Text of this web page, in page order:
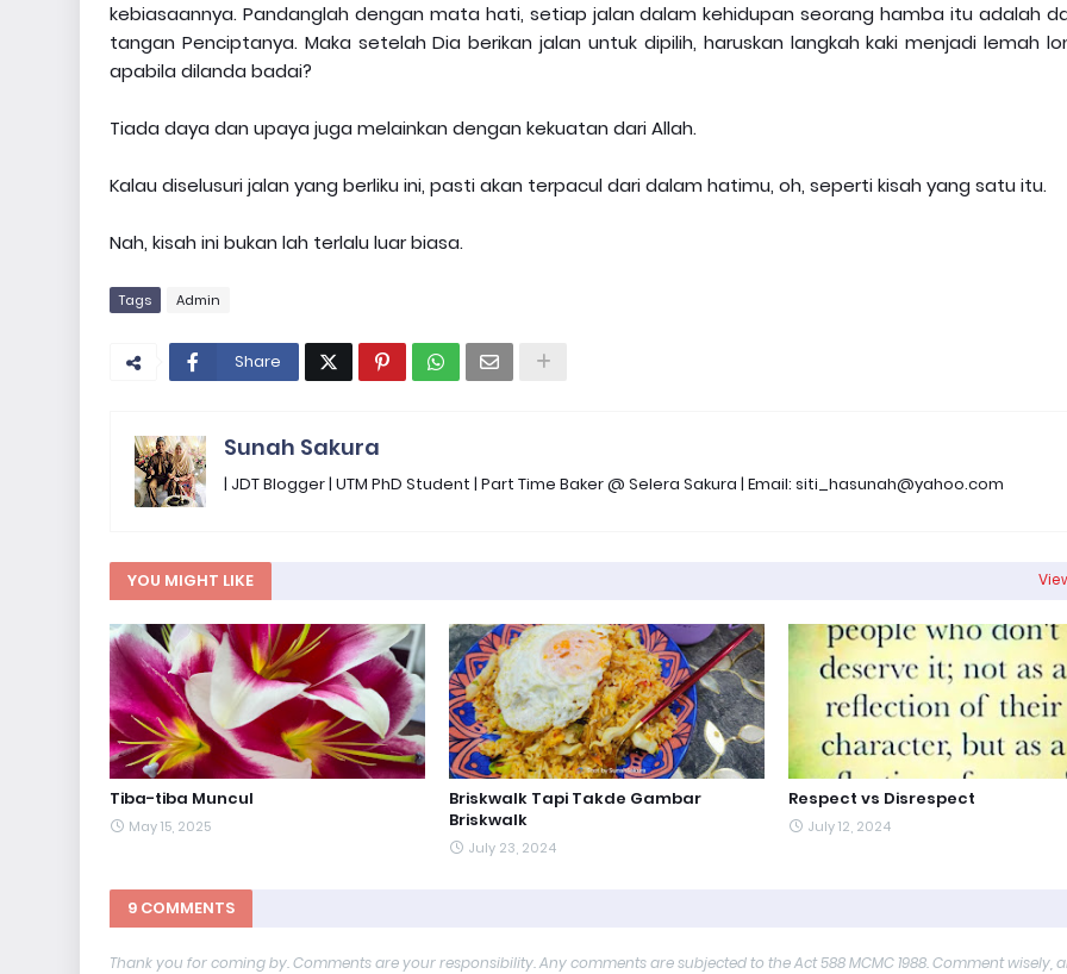
kebiasaannya. Pandanglah dengan mata hati, setiap jalan dalam kehidupan seorang hamba itu adalah
tangan Penciptanya. Maka setelah Dia berikan jalan untuk dipilih, haruskan langkah kaki menjadi lemah
apabila dilanda badai?
Tiada daya dan upaya juga melainkan dengan kekuatan dari Allah.
Kalau diselusuri jalan yang berliku ini, pasti akan terpacul dari dalam hatimu, oh, seperti kisah yang satu itu.
Nah, kisah ini bukan lah terlalu luar biasa.
Tags Admin
Share
Sunah Sakura
| JDT Blogger | UTM PhD Student | Part Time Baker @ Selera Sakura | Email: siti_hasunah@yahoo.com
YOU MIGHT LIKE
Tiba-tiba Muncul
May 15, 2025
Briskwalk Tapi Takde Gambar
Briskwalk
July 23, 2024
Respect vs Disrespect
July 12, 2024
9 COMMENTS
Thank you for coming by. Comments are your responsibility. Any comments are subjected to the Act 588 MCMC 1988. Comment wisely,